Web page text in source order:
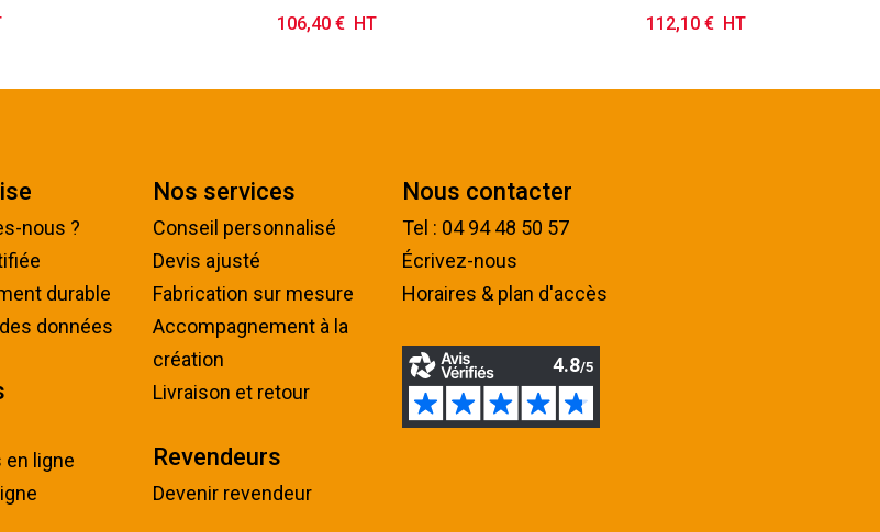
Prix
106,40 € HT Prix
112,10 € HT
nous ?
durable
données
en ligne
Nos services
Conseil personnalisé
Devis ajusté
Fabrication sur mesure
Accompagnement à la
création
Livraison et retour
Revendeurs
Devenir revendeur
Nous contacter
Tel : 04 94 48 50 57
Écrivez-nous
Horaires & plan d'accès